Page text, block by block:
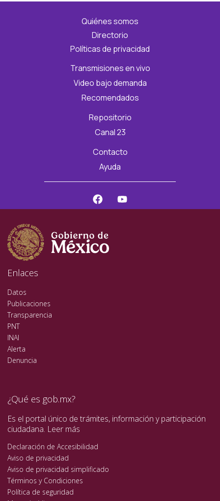
Quiénes somos
Directorio
Políticas de privacidad
Transmisiones en vivo
Video bajo demanda
Recomendados
Repositorio
Canal 23
Contacto
Ayuda